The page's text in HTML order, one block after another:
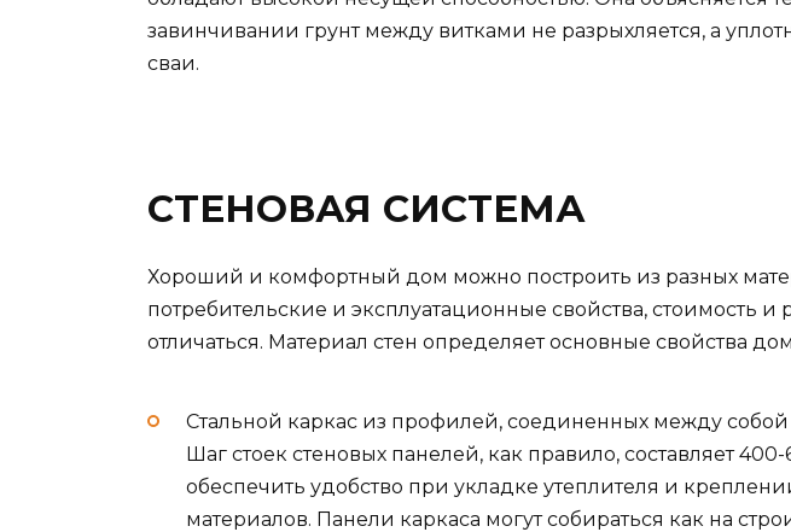
завинчивании грунт между витками не разрыхляется, а
сваи.
СТЕНОВАЯ СИСТЕМА
Хороший и комфортный дом можно построить из разных
потребительские и эксплуатационные свойства, стоимость и
отличаться. Материал стен определяет основные свойства
Стальной каркас из профилей, соединенных между
Шаг стоек стеновых панелей, как правило, составляет
обеспечить удобство при укладке утеплителя и
материалов. Панели каркаса могут собираться как на